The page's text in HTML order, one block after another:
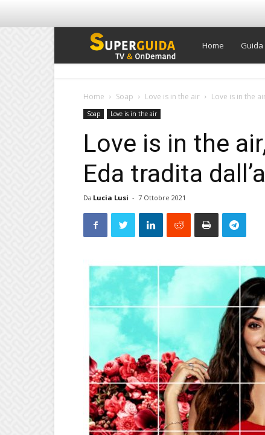
Super
Home Guida
Home Soap Love is in the air Love is in the
Soap Love is in the air
Love is in the
Eda tradita
Da Lucia Lusi - 7 Ottobre 2021